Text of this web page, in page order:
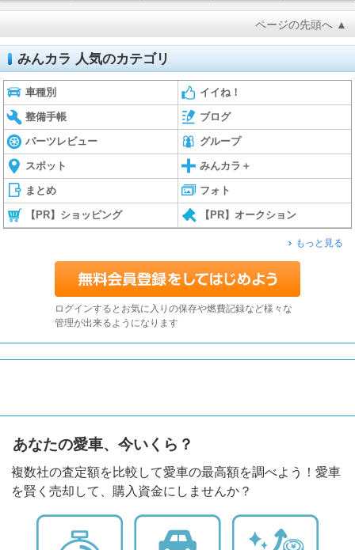
ページの先頭へ ▲
みんカラ 人気のカテゴリ
車種別 イイね！
整備手帳 ブログ
パーツレビュー グループ
スポット みんカラ＋
まとめ フォト
【PR】ショッピング 【PR】オークション
もっと見る
ログインするとお気に入りの保存や燃費記録など様々な
管理が出来るようになります
あなたの愛車、今いくら？
複数社の査定額を比較して愛車の最高額を調べよう！愛車
を賢く売却して、購入資金にしませんか？